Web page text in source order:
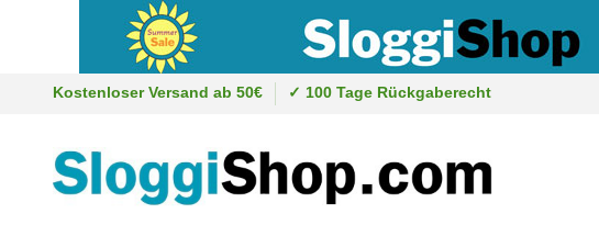
Kostenloser Versand ab 50€ ✓ 100 Tage Rückgaberecht